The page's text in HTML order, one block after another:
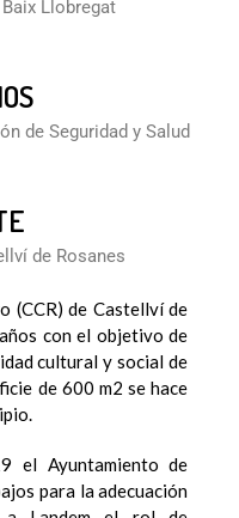
Llobregat
de Seguridad y Salud
de Rosanes
(CCR) de Castellví de
con el objetivo de
cultural y social de
de 600 m2 se hace
el Ayuntamiento de
para la adecuación